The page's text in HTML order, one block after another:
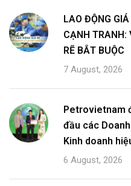
LAO ĐỘNG
CẠNH TRANH:
RẼ BẮT BUỘC
7 August, 2026
Petrovietnam
đầu các
Kinh doanh
6 August, 2026